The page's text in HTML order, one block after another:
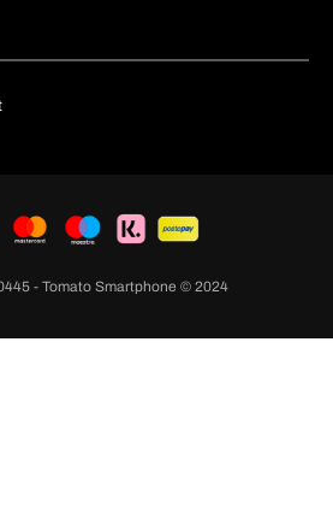
- Tomato Smartphone © 2024